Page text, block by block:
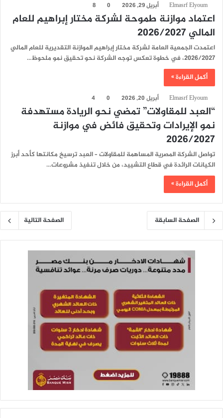
Elmasrf Elyoum أبريل 29, 2026 0
8
اعتماد موازنة طموحة لشركة مختار إبراهيم للعام
المالي 2026/2027
اعتمدت الجمعية العامة لشركة مختار إبراهيم الموازنة التقديرية للعام المالي
2026/2027، في خطوة تعكس توجه الشركة نحو تحقيق نمو ملحوظ…
أكمل القراءة »
Elmasrf Elyoum أبريل 20, 2026 0
4
“العبد للمقاولات” تمضي نحو الريادة مستهدفة
نمو الإيرادات وتحقيق فائض في موازنة
2026/2027
تواصل الشركة المصرية المساهمة للمقاولات – العبد ترسيخ مكانتها كأحد أبرز
الكيانات الرائدة في قطاع التشييد، من خلال تنفيذ مشروعات…
أكمل القراءة »
الصفحة السابقة الصفحة التالية